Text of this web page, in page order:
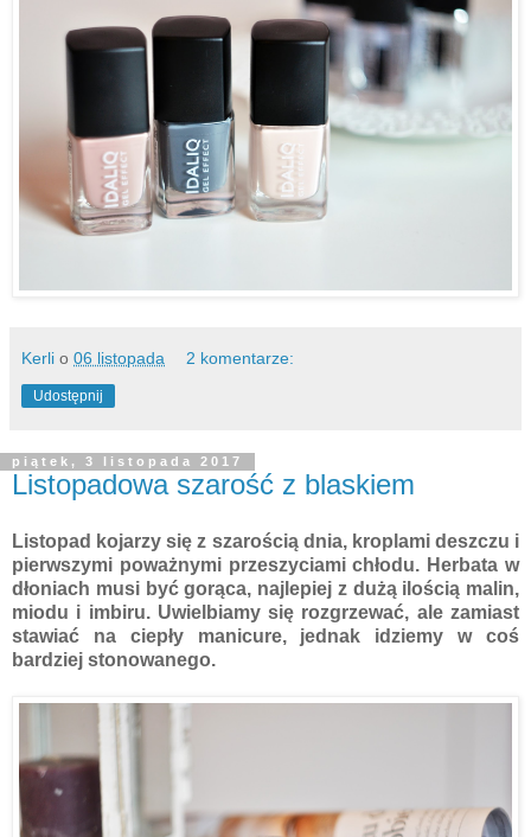
Kerli o 06 listopada 2 komentarze:
Udostępnij
piątek, 3 listopada 2017
Listopadowa szarość z blaskiem
Listopad kojarzy się z szarością dnia, kroplami deszczu i
pierwszymi poważnymi przeszyciami chłodu. Herbata w
dłoniach musi być gorąca, najlepiej z dużą ilością malin,
miodu i imbiru. Uwielbiamy się rozgrzewać, ale zamiast
stawiać na ciepły manicure, jednak idziemy w coś
bardziej stonowanego.